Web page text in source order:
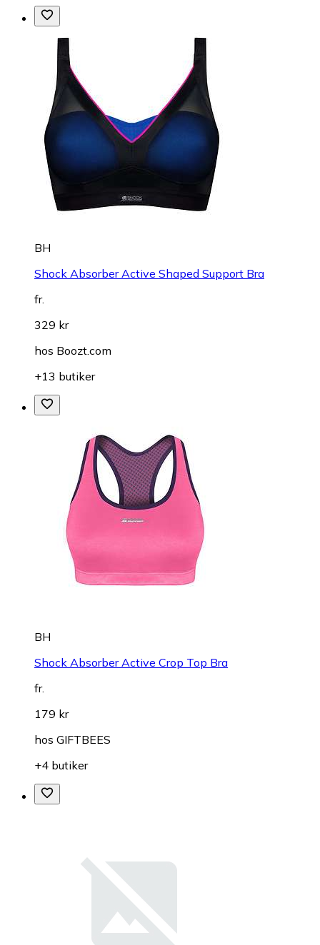
BH
Shock Absorber Active Shaped Support Bra
fr.
329 kr
hos Boozt.com
+13 butiker
BH
Shock Absorber Active Crop Top Bra
fr.
179 kr
hos GIFTBEES
+4 butiker